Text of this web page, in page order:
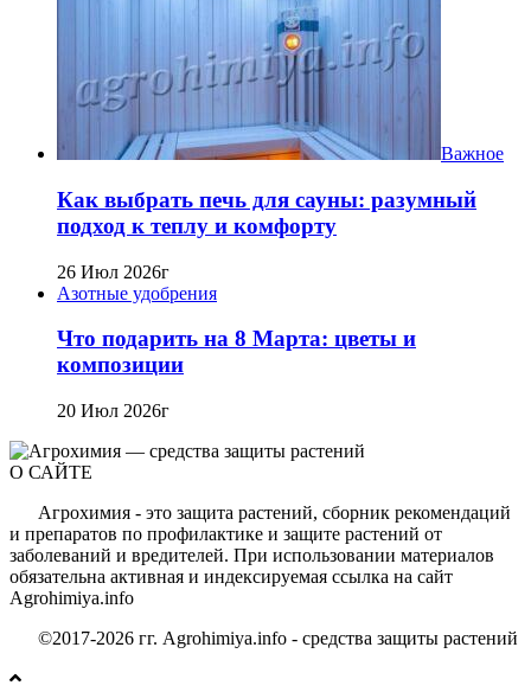
Важное
Как выбрать печь для сауны: разумный
подход к теплу и комфорту
26 Июл 2026г
Азотные удобрения
Что подарить на 8 Марта: цветы и
композиции
20 Июл 2026г
О САЙТЕ
Агрохимия - это защита растений, сборник рекомендаций
и препаратов по профилактике и защите растений от
заболеваний и вредителей. При использовании материалов
обязательна активная и индексируемая ссылка на сайт
Agrohimiya.info
©2017-2026 гг. Agrohimiya.info - средства защиты растений